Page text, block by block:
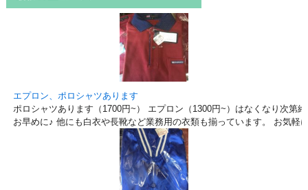
エプロン、ポロシャツあります
ポロシャツあります（1700円~） エプロン（1300円~）はなくなり次第
お早めに♪ 他にも白衣や長靴など業務用の衣類も揃っています。 お気